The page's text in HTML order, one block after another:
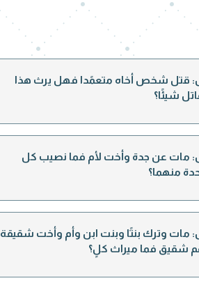
قتل شخص أخاه متعمًدا فهل يرث هذا
شيئًا؟
مات عن جدة وأخت لأم فما نصيب كل
منهما؟
وترك بنتًا وبنت ابن وأم وأخت شقيقة
شقيق فما ميراث كلٍ؟